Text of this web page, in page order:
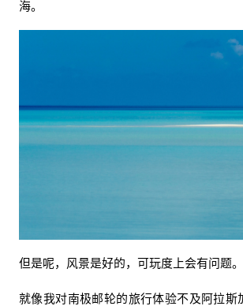
海。
但是呢，风景是好的，可玩度上会有问题。
就像我对南极邮轮的旅行体验不及阿拉斯